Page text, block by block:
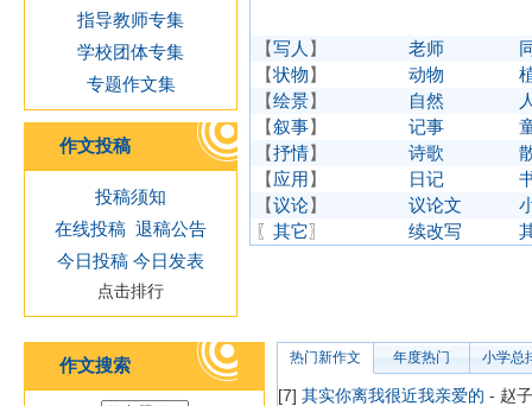
指导教师专集
学校团体专集
专题作文集
作文投稿
投稿须知
在线投稿 退稿公告
今日投稿 今日发表
点击排行
【写人 】 老师
【状物】 动物
【绘景】 自然
【叙事】 记事
【抒情】 诗歌
【应用】 日记
【议论】 议论文
〖 其它〗 续改写
作文搜索 热门新作文 年度热门 小学总
[7] 其实你离我很近我亲爱的 - 赵